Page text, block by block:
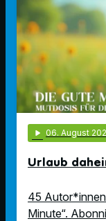
play_arrow 06. August
Urlaub
45
Minute“.